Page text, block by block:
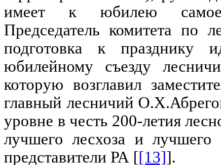
имеет к юбилею самое
Председатель комитета по
подготовка к празднику
юбилейному съезду
которую возглавил
главный лесничий
уровне в честь 200-летия
лучшего лесхоза и
представители РА [[13]].